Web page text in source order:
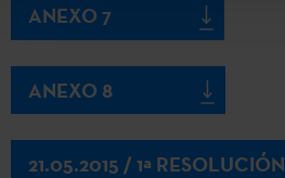
ANEXO 7
ANEXO 8
21.05.2015 / 1ª RESOLUCIÓN